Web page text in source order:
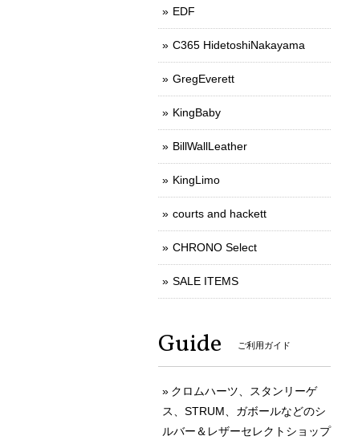
EDF
C365 HidetoshiNakayama
GregEverett
KingBaby
BillWallLeather
KingLimo
courts and hackett
CHRONO Select
SALE ITEMS
Guide ご利用ガイド
クロムハーツ、スタンリーゲ
ス、STRUM、ガボールなどのシ
ルバー＆レザーセレクトショップ